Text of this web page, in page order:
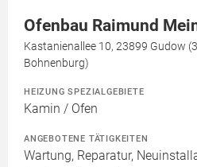
Ofenbau Raimund
Kastanienallee 10, 23899 Gudow
Bohnenburg)
HEIZUNG SPEZIALGEBIETE
Kamin / Ofen
ANGEBOTENE TÄTIGKEITEN
Wartung, Reparatur,